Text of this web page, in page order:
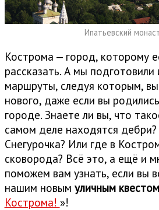
Ипатьевский
Кострома — город, которому
рассказать. А мы подготовили
маршруты, следуя которым,
нового, даже если вы
городе. Знаете ли вы, что
самом деле находятся
Снегурочка? Или где в
сковорода? Всё это, а ещё и
поможем вам узнать, если вы
нашим новым уличным квестом
Кострома! »!